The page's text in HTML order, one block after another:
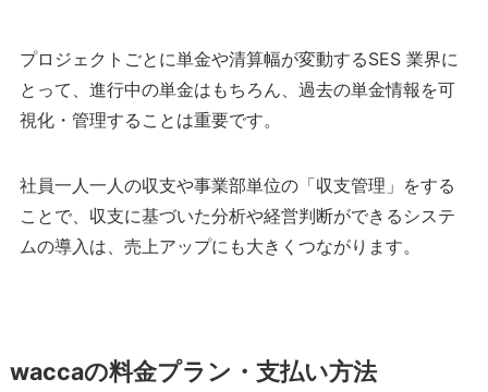
プロジェクトごとに単金や清算幅が変動するSES 業界に
とって、進行中の単金はもちろん、過去の単金情報を可
視化・管理することは重要です。
社員一人一人の収支や事業部単位の「収支管理」をする
ことで、収支に基づいた分析や経営判断ができるシステ
ムの導入は、売上アップにも大きくつながります。
waccaの料金プラン・支払い方法